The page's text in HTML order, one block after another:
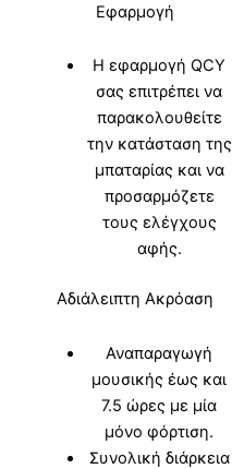
Εφαρμογή
Η εφαρμογή QCY
σας επιτρέπει να
παρακολουθείτε
την κατάσταση της
μπαταρίας και να
προσαρμόζετε
τους ελέγχους
αφής.
Αδιάλειπτη Ακρόαση
Αναπαραγωγή
μουσικής έως και
7.5 ώρες με μία
μόνο φόρτιση.
Συνολική διάρκεια